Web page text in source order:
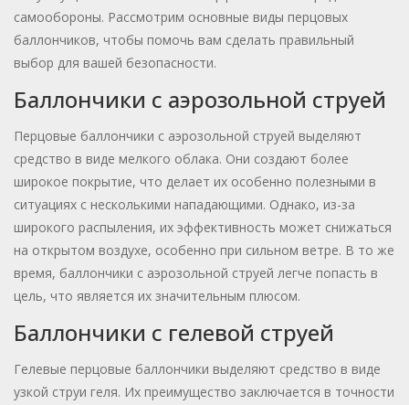
самообороны. Рассмотрим основные виды перцовых
баллончиков, чтобы помочь вам сделать правильный
выбор для вашей безопасности.
Баллончики с аэрозольной струей
Перцовые баллончики с аэрозольной струей выделяют
средство в виде мелкого облака. Они создают более
широкое покрытие, что делает их особенно полезными в
ситуациях с несколькими нападающими. Однако, из-за
широкого распыления, их эффективность может снижаться
на открытом воздухе, особенно при сильном ветре. В то же
время, баллончики с аэрозольной струей легче попасть в
цель, что является их значительным плюсом.
Баллончики с гелевой струей
Гелевые перцовые баллончики выделяют средство в виде
узкой струи геля. Их преимущество заключается в точности